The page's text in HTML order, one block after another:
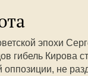
эпохи
гибель Кирова
оппозиции, не